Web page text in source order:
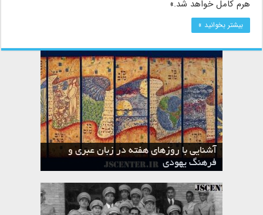
هرم کامل خواهد شد.»
بیشتر بخوانید »
آشنایی با روزهای هفته در زبان عبری و
فرهنگ یهودی
ماه نیسان در تقویم عبری و میراث یهود
تقویم عبری
ماه شواط در تقویم عبری و میراث یهود
ماه طوت در تقویم عبری و میراث یهود
ماه حشوان در تقویم عبری و میراث یهود
ماه تیشری در تقویم عبری و میراث یهود
ماه الول در تقویم عبری و میراث یهود